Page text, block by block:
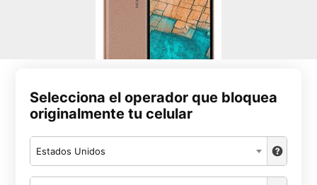
Selecciona el operador que bloquea
originalmente tu celular
Estados Unidos